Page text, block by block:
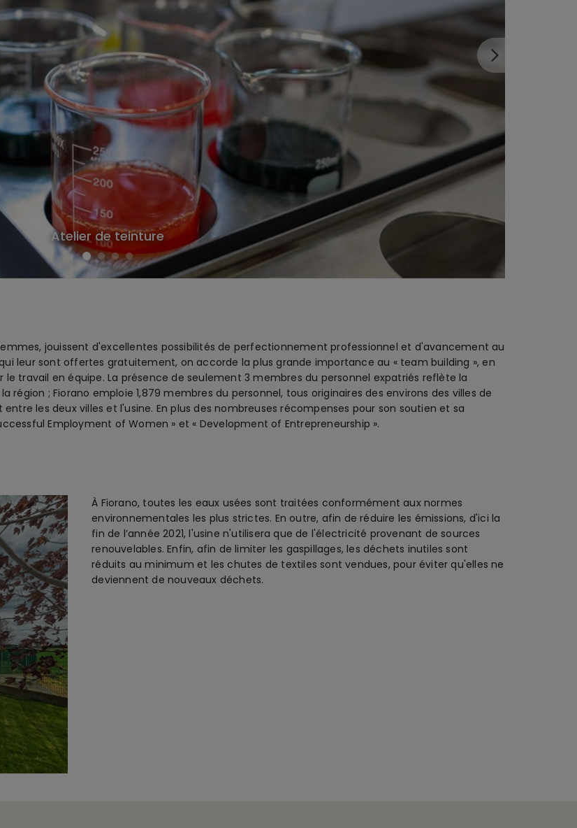
Atelier de teinture
jouissent d'excellentes possibilités de perfectionnement professionnel et d'avancement au
leur sont offertes gratuitement, on accorde la plus grande importance au « team building », en
travail en équipe. La présence de seulement 3 membres du personnel expatriés reflète la
; Fiorano emploie 1,879 membres du personnel, tous originaires des environs des villes de
les deux villes et l'usine. En plus des nombreuses récompenses pour son soutien et sa
Employment of Women » et « Development of Entrepreneurship ».
À Fiorano, toutes les eaux usées sont traitées conformément aux normes
environnementales les plus strictes. En outre, afin de réduire les émissions, d'ici la
fin de l’année 2021, l'usine n'utilisera que de l'électricité provenant de sources
renouvelables. Enfin, afin de limiter les gaspillages, les déchets inutiles sont
réduits au minimum et les chutes de textiles sont vendues, pour éviter qu'elles ne
deviennent de nouveaux déchets.